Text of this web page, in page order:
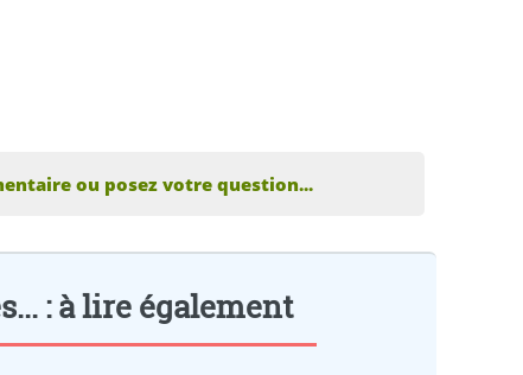
ou posez votre question...
: à lire également